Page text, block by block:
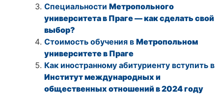
Специальности Метропольного
университета в Праге— как сделать свой
выбор?
Стоимость обучения в Метропольном
университете в Праге
Как иностранному абитуриенту вступить в
Институт международных и
общественных отношенийв 2024 году